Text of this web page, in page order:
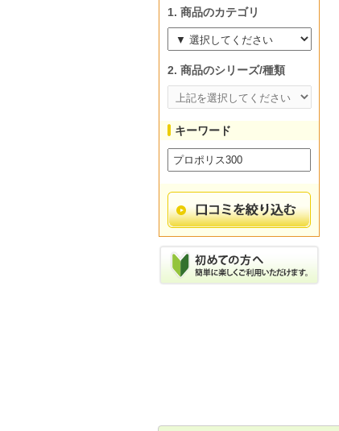
1. 商品のカテゴリ
2. 商品のシリーズ/種類
キーワード